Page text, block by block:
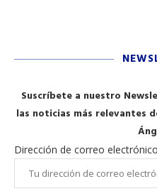
Suscríbete a nuestro
las noticias más relevantes
Dirección de correo